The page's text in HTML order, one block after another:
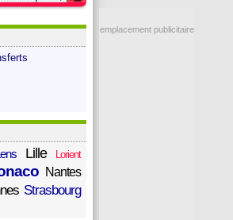
Lille Lorient
Nantes
Strasbourg
emplacement publicitaire